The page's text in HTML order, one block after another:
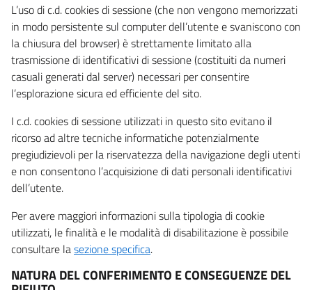
L’uso di c.d. cookies di sessione (che non vengono memorizzati
in modo persistente sul computer dell’utente e svaniscono con
la chiusura del browser) è strettamente limitato alla
trasmissione di identificativi di sessione (costituiti da numeri
casuali generati dal server) necessari per consentire
l’esplorazione sicura ed efficiente del sito.
I c.d. cookies di sessione utilizzati in questo sito evitano il
ricorso ad altre tecniche informatiche potenzialmente
pregiudizievoli per la riservatezza della navigazione degli utenti
e non consentono l’acquisizione di dati personali identificativi
dell’utente.
Per avere maggiori informazioni sulla tipologia di cookie
utilizzati, le finalità e le modalità di disabilitazione è possibile
consultare lasezione specifica.
NATURA DEL CONFERIMENTO E CONSEGUENZE DEL